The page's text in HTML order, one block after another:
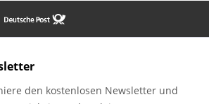
den kostenlosen Newsletter und